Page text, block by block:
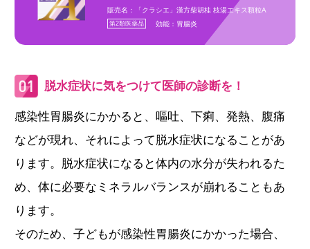
販売名：「クラシエ」漢方柴胡桂 枝湯エキス顆粒A
第2類医薬品 効能：胃腸炎
脱水症状に気をつけて医師の診断を！
感染性胃腸炎にかかると、嘔吐、下痢、発熱、腹痛
などが現れ、それによって脱水症状になることがあ
ります。脱水症状になると体内の水分が失われるた
め、体に必要なミネラルバランスが崩れることもあ
ります。
そのため、子どもが感染性胃腸炎にかかった場合、